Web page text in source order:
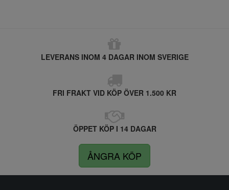
LEVERANS INOM 4 DAGAR INOM SVERIGE
FRI FRAKT VID KÖP ÖVER 1.500 KR
ÖPPET KÖP I 14 DAGAR
ÅNGRA KÖP